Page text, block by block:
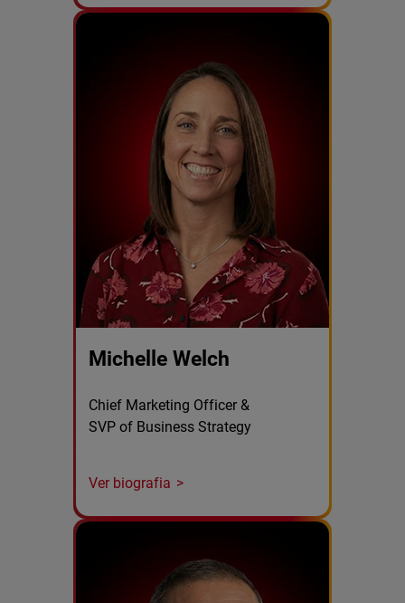
Michelle Welch
Chief Marketing Officer &
SVP of Business Strategy
Ver biografia